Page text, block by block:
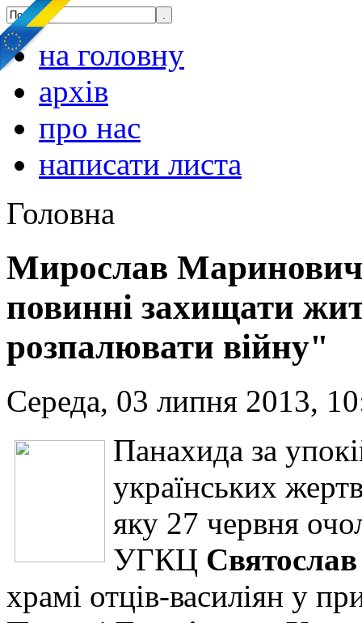
на головну
архів
про нас
написати листа
Головна
Мирослав
повинні захищати
розпалювати війну"
Середа, 03 липня 2013,
Панахида за
українських
яку 27 червня
УГКЦ
храмі отців-василіян у